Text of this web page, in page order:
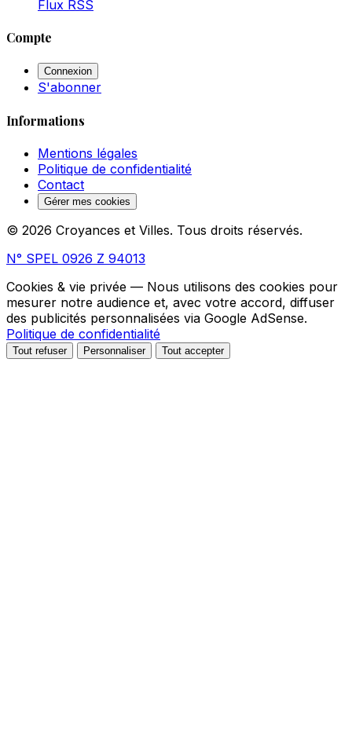
Flux RSS
Compte
Connexion
S'abonner
Informations
Mentions légales
Politique de confidentialité
Contact
Gérer mes cookies
© 2026 Croyances et Villes. Tous droits réservés.
N° SPEL 0926 Z 94013
Cookies & vie privée — Nous utilisons des cookies pour
mesurer notre audience et, avec votre accord, diffuser
des publicités personnalisées via Google AdSense.
Politique de confidentialité
Tout refuser Personnaliser Tout accepter